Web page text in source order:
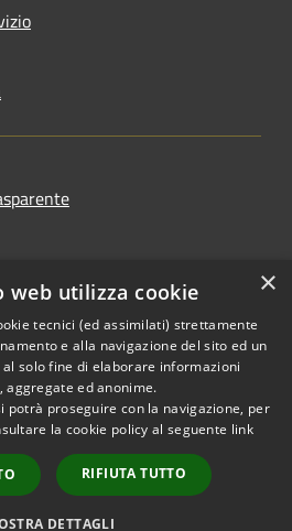
Copyright © 2026 • Comune di
Pellezzano • Powered by
Municipium•
Accesso
redazione
×
web utilizza cookie
tecnici (ed assimilati) strettamente
e alla navigazione del sito ed un
solo fine di elaborare informazioni
aggregate ed anonime.
potrà proseguire con la navigazione, per
la cookie policy al seguente link
RIFIUTA TUTTO
DETTAGLI